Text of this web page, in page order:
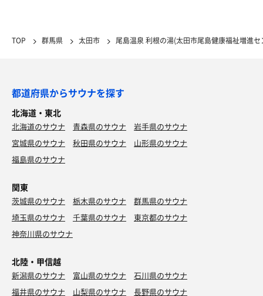
TOP 群馬県 太田市 尾島温泉 利根の湯(太田市尾島健康福祉増進セ
都道府県からサウナを探す
北海道・東北
北海道のサウナ 青森県のサウナ
岩手県のサウナ
宮城県のサウナ
秋田県のサウナ
山形県のサウナ
福島県のサウナ
関東
茨城県のサウナ 栃木県のサウナ
群馬県のサウナ
埼玉県のサウナ
千葉県のサウナ
東京都のサウナ
神奈川県のサウナ
北陸・甲信越
新潟県のサウナ 富山県のサウナ
石川県のサウナ
福井県のサウナ
山梨県のサウナ 長野県のサウナ